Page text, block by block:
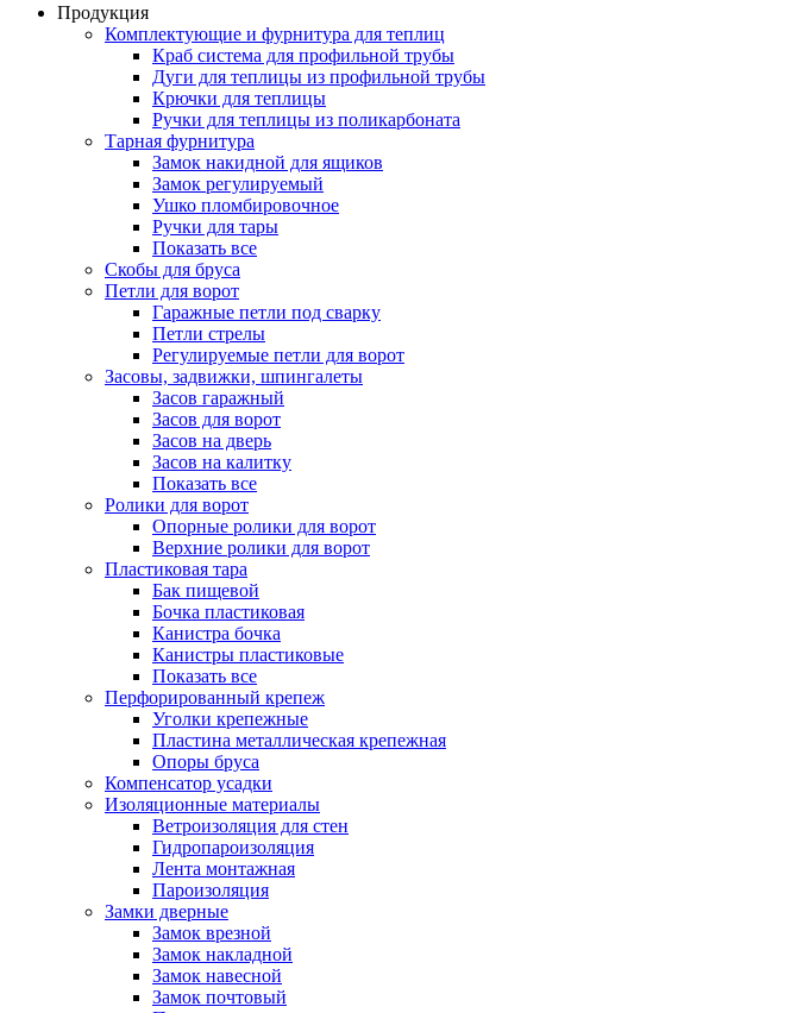
Продукция
Комплектующие и фурнитура для теплиц
Краб система для профильной трубы
Дуги для теплицы из профильной трубы
Крючки для теплицы
Ручки для теплицы из поликарбоната
Тарная фурнитура
Замок накидной для ящиков
Замок регулируемый
Ушко пломбировочное
Ручки для тары
Показать все
Скобы для бруса
Петли для ворот
Гаражные петли под сварку
Петли стрелы
Регулируемые петли для ворот
Засовы, задвижки, шпингалеты
Засов гаражный
Засов для ворот
Засов на дверь
Засов на калитку
Показать все
Ролики для ворот
Опорные ролики для ворот
Верхние ролики для ворот
Пластиковая тара
Бак пищевой
Бочка пластиковая
Канистра бочка
Канистры пластиковые
Показать все
Перфорированный крепеж
Уголки крепежные
Пластина металлическая крепежная
Опоры бруса
Компенсатор усадки
Изоляционные материалы
Ветроизоляция для стен
Гидропароизоляция
Лента монтажная
Пароизоляция
Замки дверные
Замок врезной
Замок накладной
Замок навесной
Замок почтовый